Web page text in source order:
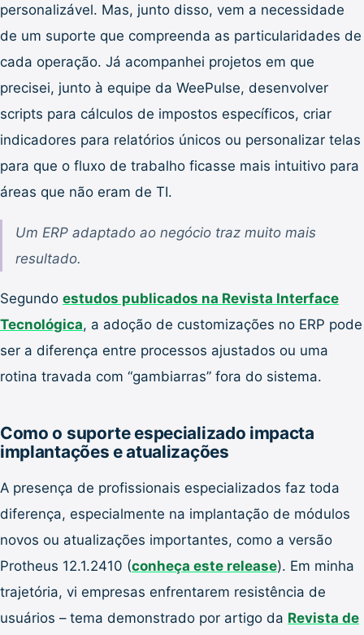
personalizável. Mas, junto disso, vem a necessidade
de um suporte que compreenda as particularidades de
cada operação. Já acompanhei projetos em que
precisei, junto à equipe da WeePulse, desenvolver
scripts para cálculos de impostos específicos, criar
indicadores para relatórios únicos ou personalizar telas
para que o fluxo de trabalho ficasse mais intuitivo para
áreas que não eram de TI.
Um ERP adaptado ao negócio traz muito mais
resultado.
Segundo estudos publicados na Revista Interface
Tecnológica, a adoção de customizações no ERP pode
ser a diferença entre processos ajustados ou uma
rotina travada com “gambiarras” fora do sistema.
Como o suporte especializado impacta
implantações e atualizações
A presença de profissionais especializados faz toda
diferença, especialmente na implantação de módulos
novos ou atualizações importantes, como a versão
Protheus 12.1.2410 (conheça este release). Em minha
trajetória, vi empresas enfrentarem resistência de
usuários – tema demonstrado por artigo da Revista de